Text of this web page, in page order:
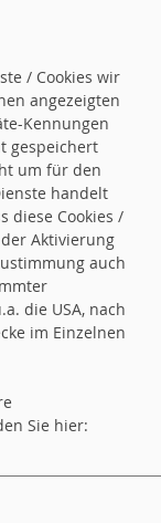
ist mehr
ist mehr
/ Cookies wir
angezeigten
Kennungen
gespeichert
um für den
handelt
diese Cookies /
Aktivierung
auch
die USA, nach
im Einzelnen
Sie hier: